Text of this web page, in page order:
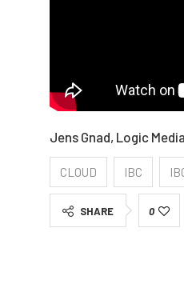
Jens Gnad, Logic
CLOUD IBC
SHARE 0